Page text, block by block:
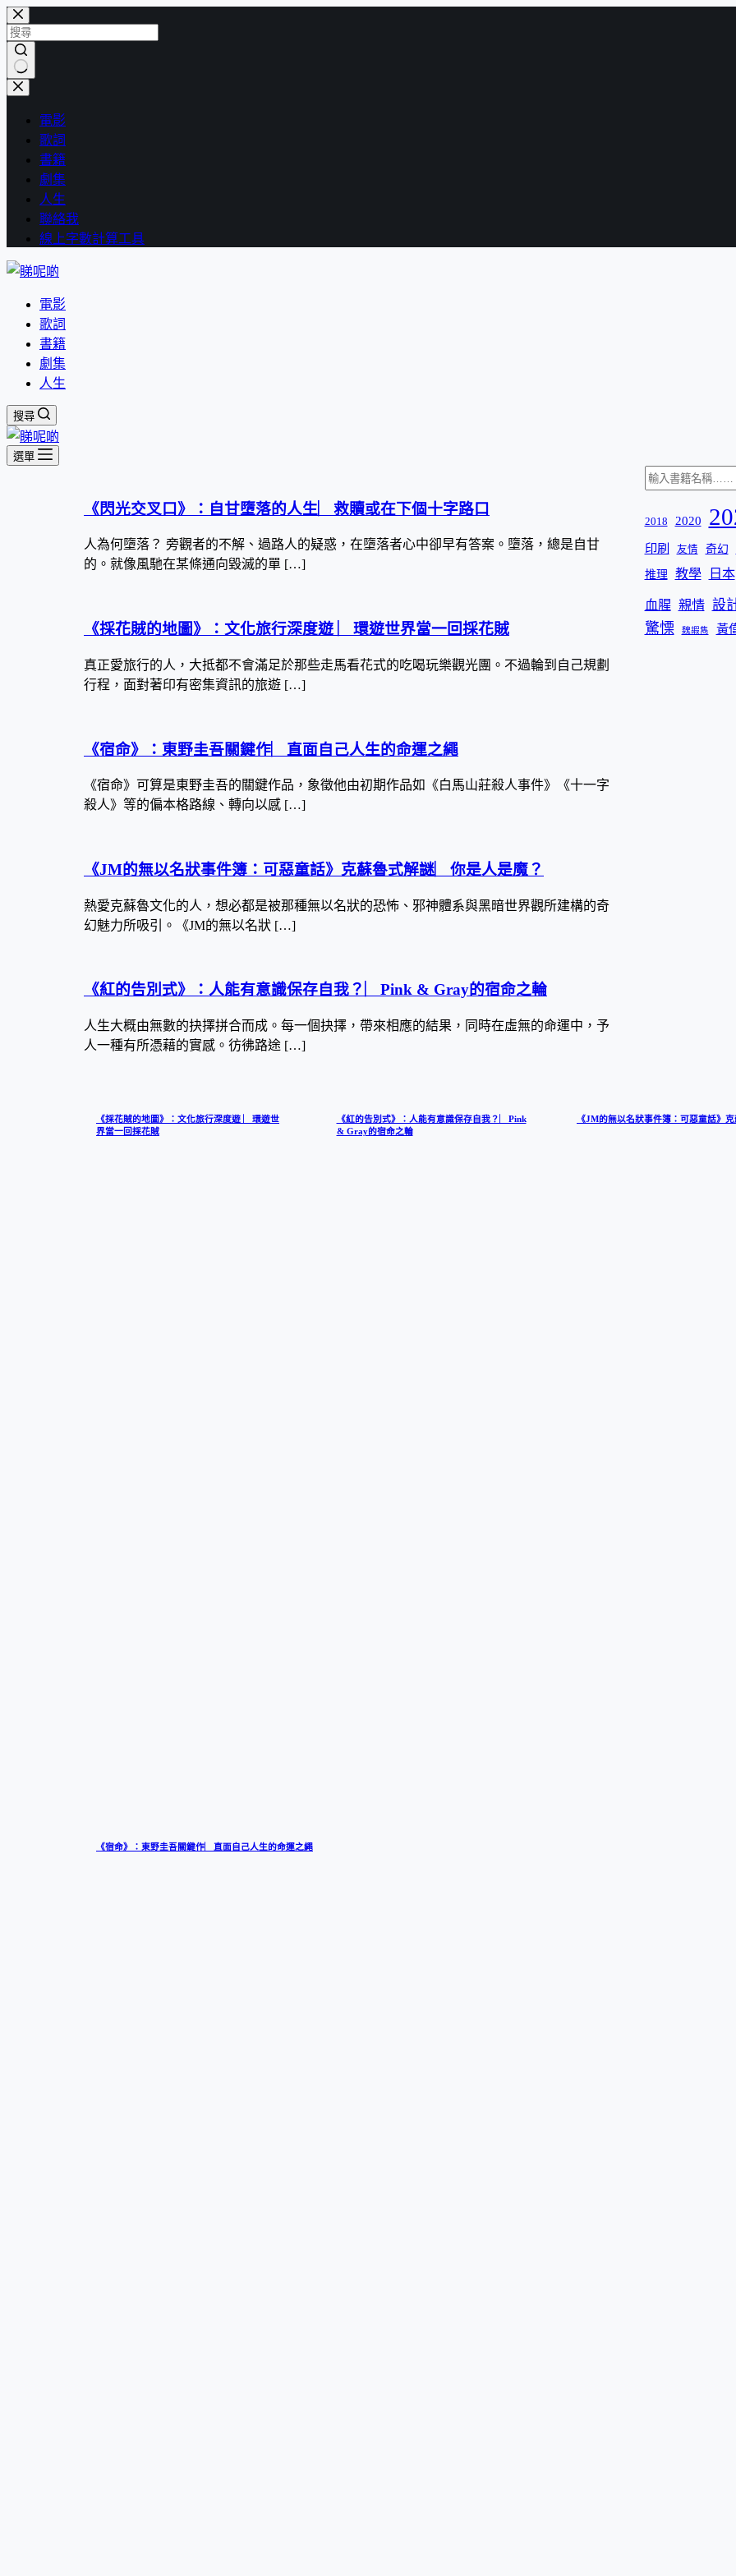
跳
至
主
要
內
找
結
果
電影
歌詞
書籍
劇集
人生
聯絡我
線上字數計算工具
電影
歌詞
書籍
劇集
人生
搜尋
選單
《閃光交叉口》：自甘墮落的人生︳救贖或在下個十字路口
人為何墮落？ 旁觀者的不解、過路人的疑惑，在墮落者心中卻早有答案。墮落，總是自甘
的。就像風馳在某條通向毀滅的單 […]
《採花賊的地圖》：文化旅行深度遊 ︳環遊世界當一回採花賊
真正愛旅行的人，大抵都不會滿足於那些走馬看花式的吃喝玩樂觀光團。不過輪到自己規劃
行程，面對著印有密集資訊的旅遊 […]
《宿命》：東野圭吾關鍵作︳直面自己人生的命運之繩
《宿命》可算是東野圭吾的關鍵作品，象徵他由初期作品如《白馬山莊殺人事件》《十一字
殺人》等的偏本格路線、轉向以感 […]
《JM的無以名狀事件簿：可惡童話》克蘇魯式解謎︳你是人是魔？
熱愛克蘇魯文化的人，想必都是被那種無以名狀的恐怖、邪神體系與黑暗世界觀所建構的奇
幻魅力所吸引。《JM的無以名狀 […]
《紅的告別式》：人能有意識保存自我？︳Pink & Gray的宿命之輪
人生大概由無數的抉擇拼合而成。每一個抉擇，帶來相應的結果，同時在虛無的命運中，予
人一種有所憑藉的實感。彷彿路途 […]
搜尋
2018 2020
印刷 友情 奇幻
推理 教學 日本
血腥 親情 設
驚慄 魏嘏雋 黃
《採花賊的地圖》：文化旅行深度遊 ︳環遊世
界當一回採花賊
《紅的告別式》：人能有意識保存自我？︳Pink
& Gray的宿命之輪
《JM的無以名狀事件簿：可惡童話》
《宿命》：東野圭吾關鍵作︳直面自己人生的命運之繩